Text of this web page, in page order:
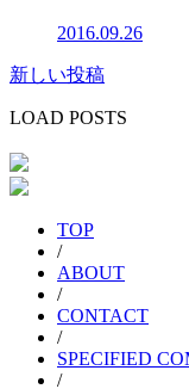
2016.09.26
投
稿
ナ
ビ
新しい投稿
LOAD POSTS
TOP
/
ABOUT
/
CONTACT
/
SPECIFIED
/